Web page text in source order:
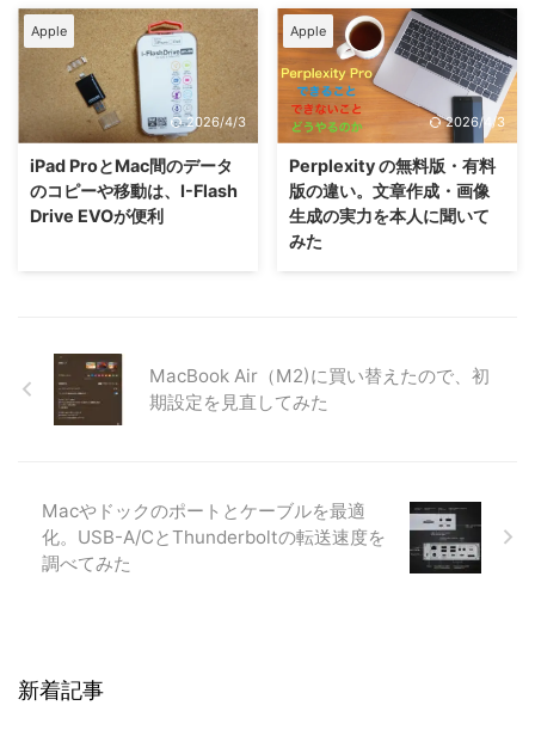
Apple
2026/4/3
iPad ProとMac間のデータ
のコピーや移動は、I-Flash
Drive EVOが便利
Apple
2026/4/3
Perplexity の無料版・有料
版の違い。文章作成・画像
生成の実力を本人に聞いて
みた
MacBook Air（M2)に買い替えたので、初
期設定を見直してみた
Macやドックのポートとケーブルを最適
化。USB-A/CとThunderboltの転送速度を
調べてみた
新着記事